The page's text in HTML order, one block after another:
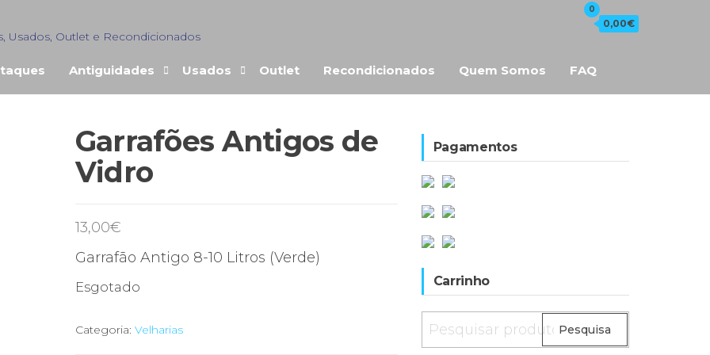
Usados, Outlet e Recondicionados
0
0,00€
Antiguidades Usados Outlet Recondicionados Quem Somos FAQ
Garrafões Antigos de
Vidro
13,00€
Garrafão Antigo 8-10 Litros (Verde)
Esgotado
Categoria: Velharias
Pagamentos
Carrinho
Pesquisar
por:
Pesquisa